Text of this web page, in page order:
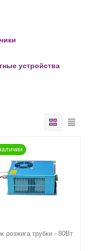
устройства
розжига трубки - 80Вт